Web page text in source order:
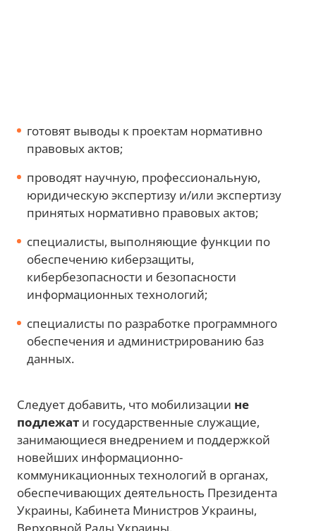
готовят выводы к проектам нормативно
правовых актов;
проводят научную, профессиональную,
юридическую экспертизу и/или экспертизу
принятых нормативно правовых актов;
специалисты, выполняющие функции по
обеспечению киберзащиты,
кибербезопасности и безопасности
информационных технологий;
специалисты по разработке программного
обеспечения и администрированию баз
данных.
Следует добавить, что мобилизации не
подлежат и государственные служащие,
занимающиеся внедрением и поддержкой
новейших информационно-
коммуникационных технологий в органах,
обеспечивающих деятельность Президента
Украины, Кабинета Министров Украины,